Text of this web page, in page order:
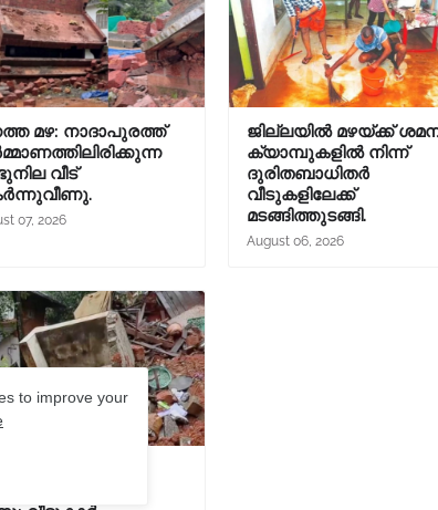
മഴ: നാദാപുരത്ത്
വീട്
07, 2026
ജില്ലയിൽ മഴയ്ക്ക്
ക്യാമ്പുകളിൽ നിന്ന്
ദുരിതബാധിതർ
വീടുകളിലേക്ക്
മടങ്ങിത്തുടങ്ങി.
August 06, 2026
to improve your